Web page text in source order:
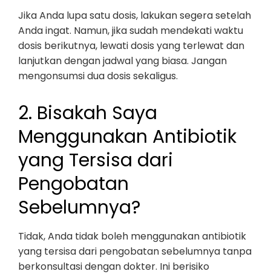
Jika Anda lupa satu dosis, lakukan segera setelah
Anda ingat. Namun, jika sudah mendekati waktu
dosis berikutnya, lewati dosis yang terlewat dan
lanjutkan dengan jadwal yang biasa. Jangan
mengonsumsi dua dosis sekaligus.
2. Bisakah Saya
Menggunakan Antibiotik
yang Tersisa dari
Pengobatan
Sebelumnya?
Tidak, Anda tidak boleh menggunakan antibiotik
yang tersisa dari pengobatan sebelumnya tanpa
berkonsultasi dengan dokter. Ini berisiko